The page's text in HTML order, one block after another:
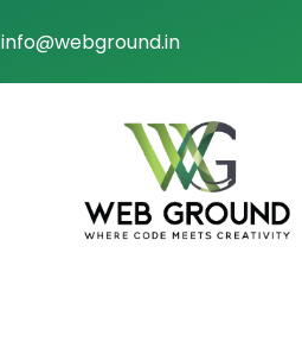
info@webground.in